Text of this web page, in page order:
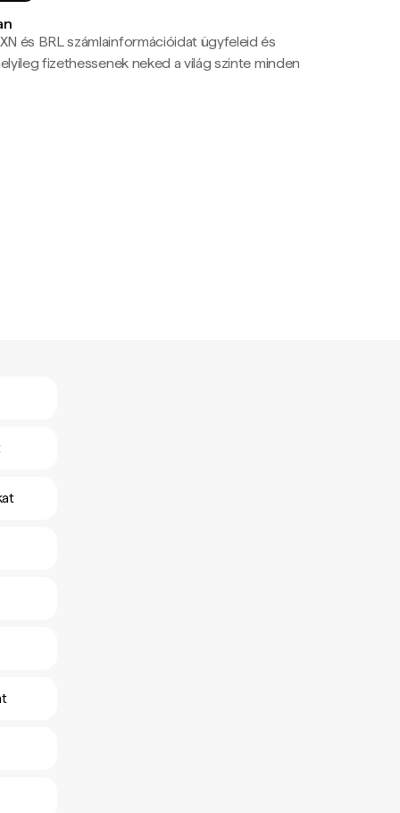
és BRL számlainformációidat ügyfeleid és
fizethessenek neked a világ szinte minden